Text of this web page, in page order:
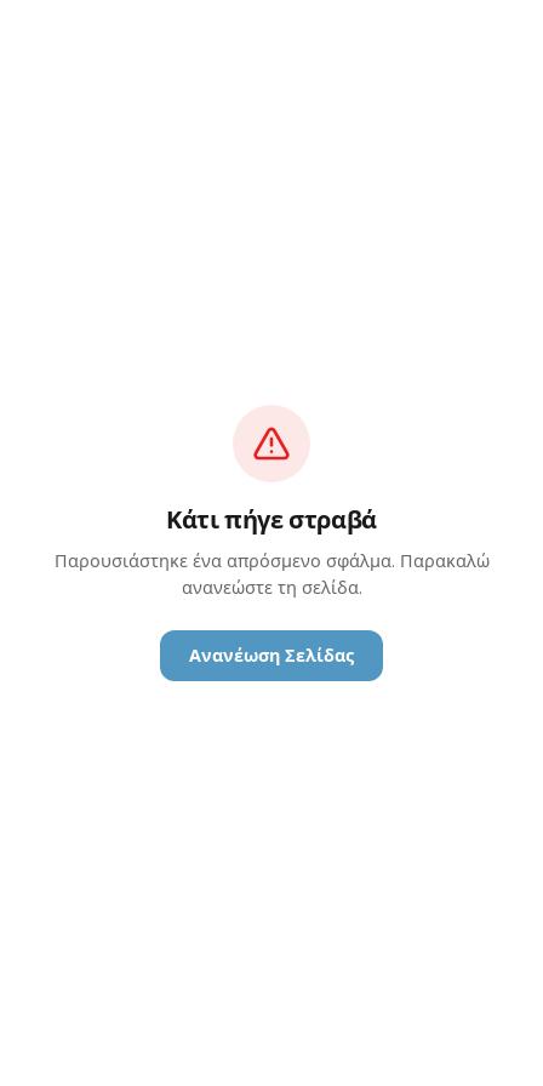
Κάτι πήγε στραβά
Παρουσιάστηκε ένα απρόσμενο σφάλμα. Παρακαλώ
ανανεώστε τη σελίδα.
Ανανέωση Σελίδας